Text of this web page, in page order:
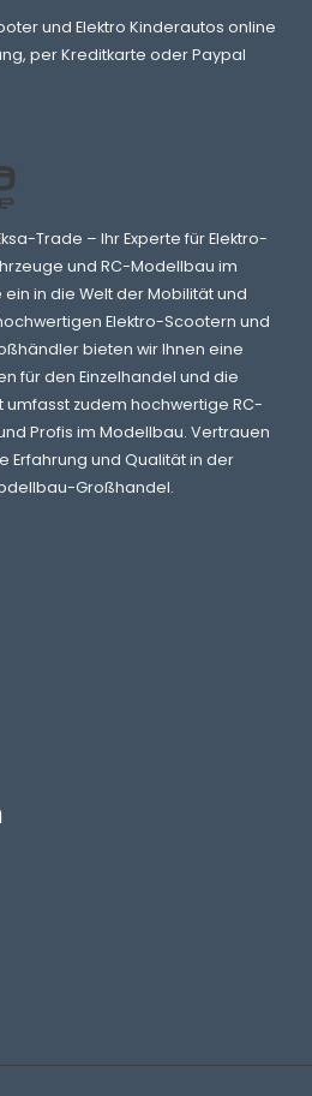
und Elektro Kinderautos online
per Kreditkarte oder Paypal
Trade – Ihr Experte für Elektro-
und RC-Modellbau im
in die Welt der Mobilität und
Elektro-Scootern und
bieten wir Ihnen eine
für den Einzelhandel und die
umfasst zudem hochwertige RC-
Profis im Modellbau. Vertrauen
Erfahrung und Qualität in der
Großhandel.